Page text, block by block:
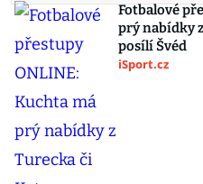
Fotbalové
prý nabídky
posílí Švéd
iSport.cz